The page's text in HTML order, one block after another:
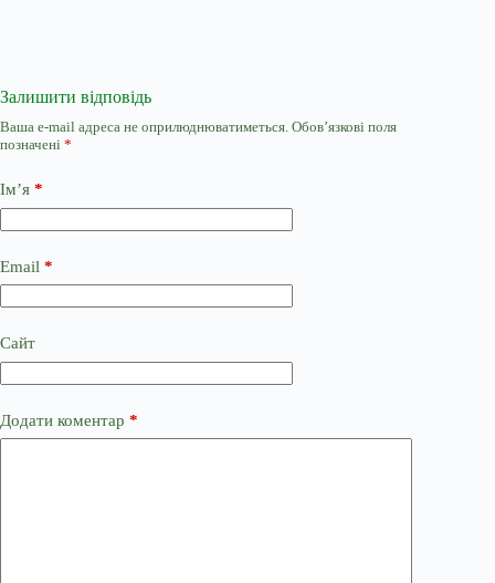
Залишити відповідь
Ваша e-mail адреса не оприлюднюватиметься. Обов’язкові поля
позначені *
Ім’я *
Email *
Сайт
Додати коментар *